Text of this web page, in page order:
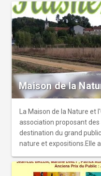
plus insolites sont
boucheuses,
vous fascineront, de
de pressoirs des XVIIème,
Accueil des particuliers et
uniquement.
Maison de la
La Maison de la Nature et
association proposant
destination du grand
nature et expositions.Elle
les connaissances sur la